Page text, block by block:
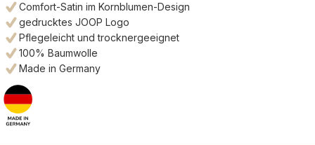
Comfort-Satin im Kornblumen-Design
gedrucktes JOOP Logo
Pflegeleicht und trocknergeeignet
100% Baumwolle
Made in Germany